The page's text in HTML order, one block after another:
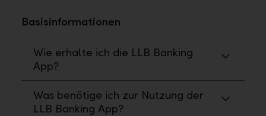
Basisinformationen
Wie erhalte ich die LLB Banking
App?
Was benötige ich zur Nutzung der
LLB Banking App?